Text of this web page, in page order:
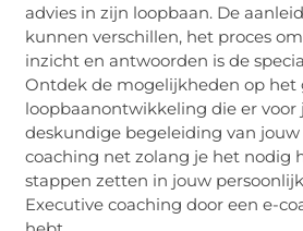
advies in zijn loopbaan. De
kunnen verschillen, het proces
inzicht en antwoorden is de
Ontdek de mogelijkheden op het
loopbaanontwikkeling die er voor
deskundige begeleiding van
coaching net zolang je het nodig
stappen zetten in jouw
Executive coaching door een e-